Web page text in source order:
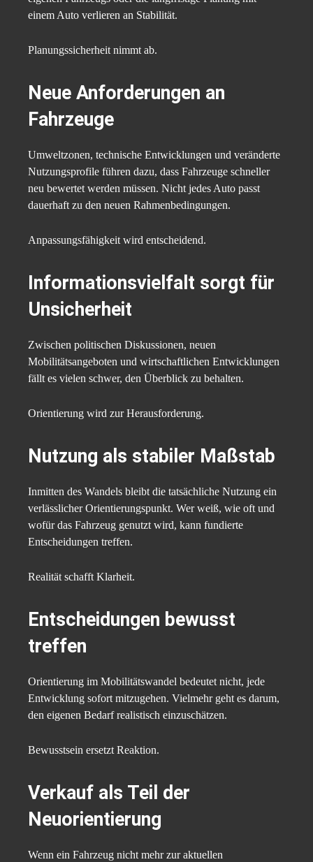
einem Auto verlieren an Stabilität.
Planungssicherheit nimmt ab.
Neue Anforderungen an
Fahrzeuge
Umweltzonen, technische Entwicklungen und veränderte
Nutzungsprofile führen dazu, dass Fahrzeuge schneller
neu bewertet werden müssen. Nicht jedes Auto passt
dauerhaft zu den neuen Rahmenbedingungen.
Anpassungsfähigkeit wird entscheidend.
Informationsvielfalt sorgt für
Unsicherheit
Zwischen politischen Diskussionen, neuen
Mobilitätsangeboten und wirtschaftlichen Entwicklungen
fällt es vielen schwer, den Überblick zu behalten.
Orientierung wird zur Herausforderung.
Nutzung als stabiler Maßstab
Inmitten des Wandels bleibt die tatsächliche Nutzung ein
verlässlicher Orientierungspunkt. Wer weiß, wie oft und
wofür das Fahrzeug genutzt wird, kann fundierte
Entscheidungen treffen.
Realität schafft Klarheit.
Entscheidungen bewusst
treffen
Orientierung im Mobilitätswandel bedeutet nicht, jede
Entwicklung sofort mitzugehen. Vielmehr geht es darum,
den eigenen Bedarf realistisch einzuschätzen.
Bewusstsein ersetzt Reaktion.
Verkauf als Teil der
Neuorientierung
Wenn ein Fahrzeug nicht mehr zur aktuellen